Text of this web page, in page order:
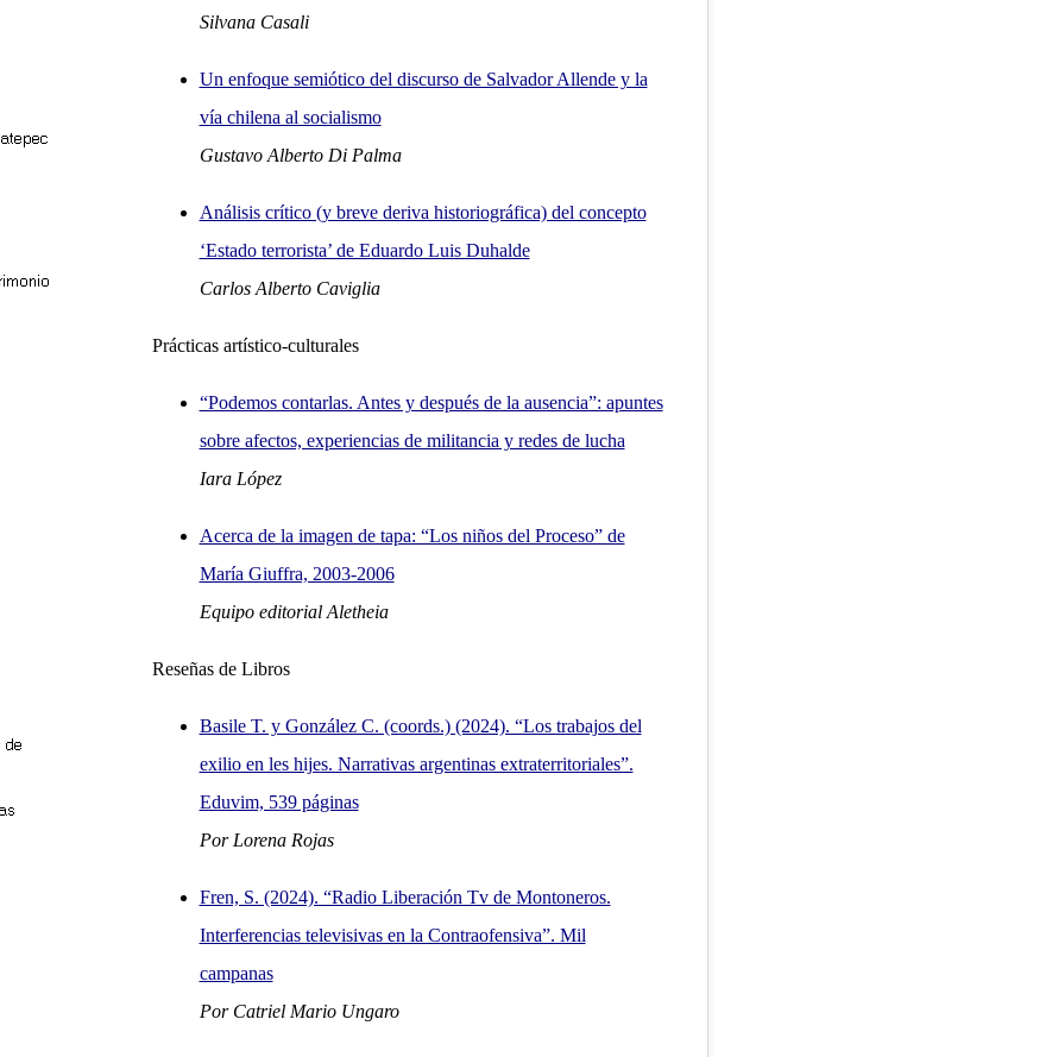
Silvana Casali
Un enfoque semiótico del discurso de Salvador Allende y la
vía chilena al socialismo
Gustavo Alberto Di Palma
Análisis crítico (y breve deriva historiográfica) del concepto
‘Estado terrorista’ de Eduardo Luis Duhalde
Carlos Alberto Caviglia
Prácticas artístico-culturales
“Podemos contarlas. Antes y después de la ausencia”: apuntes
sobre afectos, experiencias de militancia y redes de lucha
Iara López
Acerca de la imagen de tapa: “Los niños del Proceso” de
María Giuffra, 2003-2006
Equipo editorial Aletheia
Reseñas de Libros
Basile T. y González C. (coords.) (2024). “Los trabajos del
exilio en les hijes. Narrativas argentinas extraterritoriales”.
Eduvim, 539 páginas
Por Lorena Rojas
Fren, S. (2024). “Radio Liberación Tv de Montoneros.
Interferencias televisivas en la Contraofensiva”. Mil
campanas
Por Catriel Mario Ungaro